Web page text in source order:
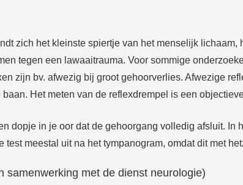
zich het kleinste spiertje van het menselijk
tegen een lawaaitrauma. Voor sommige
zijn bv. afwezig bij groot gehoorverlies. Afwezige
Het meten van de reflexdrempel is een
dopje in je oor dat de gehoorgang volledig afsluit.
test meestal uit na het tympanogram, omdat dit met
samenwerking met de dienst neurologie)